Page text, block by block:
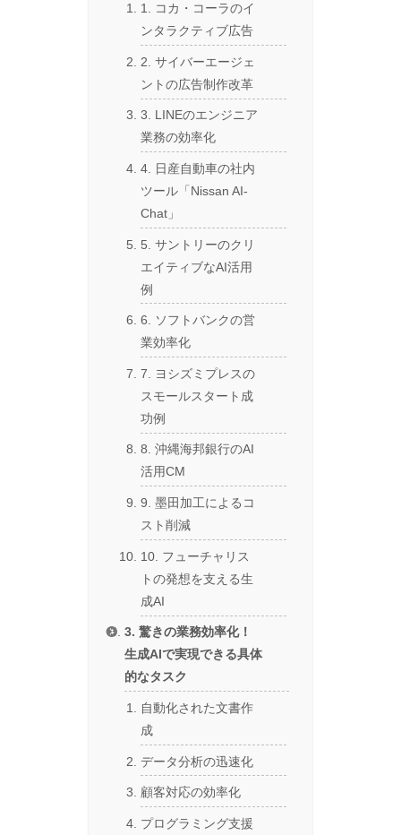
1. コカ・コーラのイ
ンタラクティブ広告
2. サイバーエージェ
ントの広告制作改革
3. LINEのエンジニア
業務の効率化
4. 日産自動車の社内
ツール「Nissan AI-
Chat」
5. サントリーのクリ
エイティブなAI活用
例
6. ソフトバンクの営
業効率化
7. ヨシズミプレスの
スモールスタート成
功例
8. 沖縄海邦銀行のAI
活用CM
9. 墨田加工によるコ
スト削減
10. フューチャリス
トの発想を支える生
成AI
3. 驚きの業務効率化！
生成AIで実現できる具体
的なタスク
自動化された文書作
成
データ分析の迅速化
顧客対応の効率化
プログラミング支援